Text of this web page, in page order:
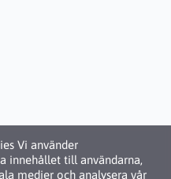
Vi använder
innehållet till användarna,
medier och analysera vår